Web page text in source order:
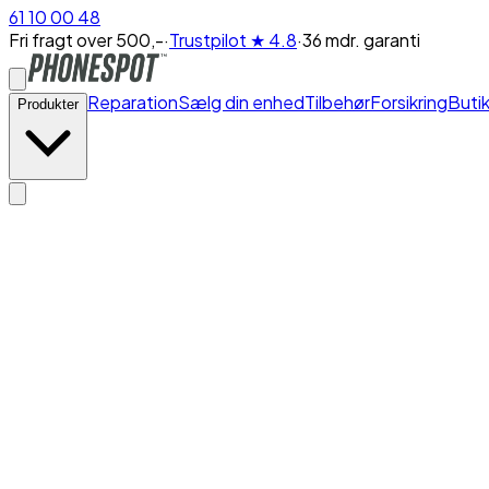
61 10 00 48
Fri fragt over 500,-·Trustpilot ★ 4.8·36 mdr. garanti
Produkter ReparationSælg din enhedTilbehørForsikring